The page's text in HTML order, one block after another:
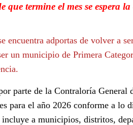
que termine el mes se espera
encuentra adportas de volver a
un municipio de Primera
parte de la Contraloría
para el año 2026 conforme a
a municipios, distritos,